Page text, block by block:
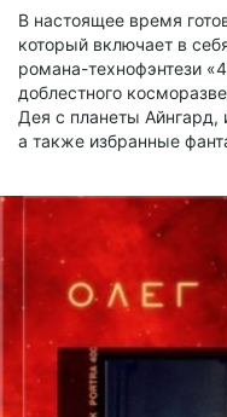
В настоящее время
который включает в
романа-технофэнтези
доблестного
Дея с планеты Айнгард,
а также избранные